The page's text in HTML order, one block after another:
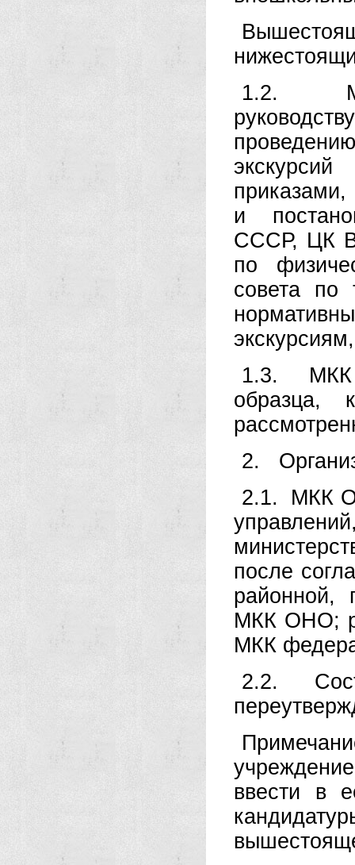
1.2.
приказами,
и
СССР, ЦК
по
совета по
1.3. МКК
образца,
2.
2.1. МКК
после
районной,
МКК ОНО;
МКК
2.2.
ввести в